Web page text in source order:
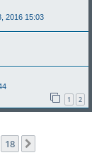
2016 15:03
1 2
18